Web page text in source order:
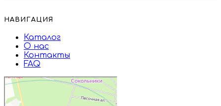
НАВИГАЦИЯ
Каталог
О нас
Контакты
FAQ
Дружба
Пищевые ингредиенты и специи в
Москве
Магазин подарков и сувениров в
Москве